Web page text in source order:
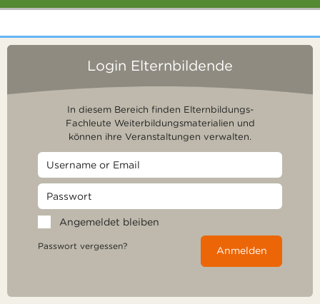
Login Elternbildende
In diesem Bereich finden Elternbildungs-
Fachleute Weiterbildungsmaterialien und
können ihre Veranstaltungen verwalten.
Angemeldet bleiben
Passwort vergessen? Anmelden